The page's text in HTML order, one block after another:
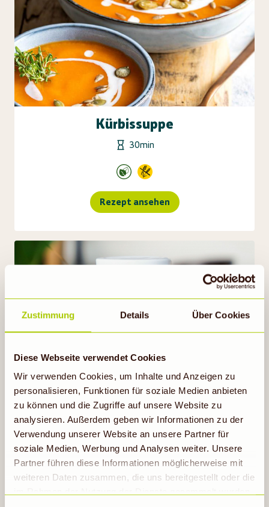
Zustimmung Details Über Cookies
Diese Webseite verwendet Cookies
Wir verwenden Cookies, um Inhalte und Anzeigen zu
personalisieren, Funktionen für soziale Medien anbieten
zu können und die Zugriffe auf unsere Website zu
analysieren. Außerdem geben wir Informationen zu der
Verwendung unserer Website an unsere Partner für
soziale Medien, Werbung und Analysen weiter. Unsere
Partner führen diese Informationen möglicherweise mit
weiteren Daten zusammen, die uns bereitgestellt oder die
Kürbissuppe
30min
Rezept ansehen
Pumpkin Spice Sirup selber
machen
1h 10min
Rezept ansehen